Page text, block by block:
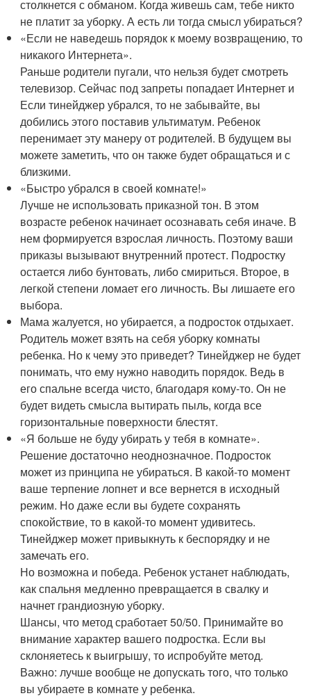
столкнется с обманом. Когда живешь сам, тебе никто
не платит за уборку. А есть ли тогда смысл убираться?
«Если не наведешь порядок к моему возвращению, то
никакого Интернета».
Раньше родители пугали, что нельзя будет смотреть
телевизор. Сейчас под запреты попадает Интернет и
Если тинейджер убрался, то не забывайте, вы
добились этого поставив ультиматум. Ребенок
перенимает эту манеру от родителей. В будущем вы
можете заметить, что он также будет обращаться и с
близкими.
«Быстро убрался в своей комнате!»
Лучше не использовать приказной тон. В этом
возрасте ребенок начинает осознавать себя иначе. В
нем формируется взрослая личность. Поэтому ваши
приказы вызывают внутренний протест. Подростку
остается либо бунтовать, либо смириться. Второе, в
легкой степени ломает его личность. Вы лишаете его
выбора.
Мама жалуется, но убирается, а подросток отдыхает.
Родитель может взять на себя уборку комнаты
ребенка. Но к чему это приведет? Тинейджер не будет
понимать, что ему нужно наводить порядок. Ведь в
его спальне всегда чисто, благодаря кому-то. Он не
будет видеть смысла вытирать пыль, когда все
горизонтальные поверхности блестят.
«Я больше не буду убирать у тебя в комнате».
Решение достаточно неоднозначное. Подросток
может из принципа не убираться. В какой-то момент
ваше терпение лопнет и все вернется в исходный
режим. Но даже если вы будете сохранять
спокойствие, то в какой-то момент удивитесь.
Тинейджер может привыкнуть к беспорядку и не
замечать его.
Но возможна и победа. Ребенок устанет наблюдать,
как спальня медленно превращается в свалку и
начнет грандиозную уборку.
Шансы, что метод сработает 50/50. Принимайте во
внимание характер вашего подростка. Если вы
склоняетесь к выигрышу, то испробуйте метод.
Важно: лучше вообще не допускать того, что только
вы убираете в комнате у ребенка.